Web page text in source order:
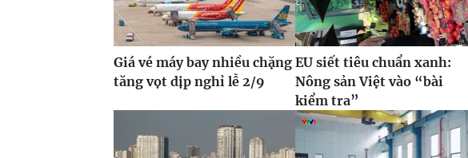
Giá vé máy bay nhiều chặng
tăng vọt dịp nghỉ lễ 2/9
EU siết tiêu chuẩn xanh:
Nông sản Việt vào “bài
kiểm tra”